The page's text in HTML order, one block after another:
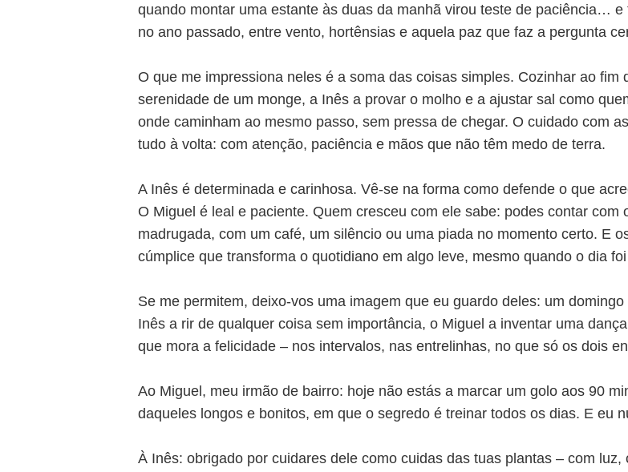
quando montar uma estante às duas da manhã virou teste de paciência…
no ano passado, entre vento, hortênsias e aquela paz que faz a pergunta
O que me impressiona neles é a soma das coisas simples. Cozinhar ao
serenidade de um monge, a Inês a provar o molho e a ajustar sal como
onde caminham ao mesmo passo, sem pressa de chegar. O cuidado com
tudo à volta: com atenção, paciência e mãos que não têm medo de terra.
A Inês é determinada e carinhosa. Vê-se na forma como defende o que
O Miguel é leal e paciente. Quem cresceu com ele sabe: podes contar
madrugada, com um café, um silêncio ou uma piada no momento certo. E
cúmplice que transforma o quotidiano em algo leve, mesmo quando o dia
Se me permitem, deixo-vos uma imagem que eu guardo deles: um
Inês a rir de qualquer coisa sem importância, o Miguel a inventar uma
que mora a felicidade – nos intervalos, nas entrelinhas, no que só os dois
Ao Miguel, meu irmão de bairro: hoje não estás a marcar um golo aos 90
daqueles longos e bonitos, em que o segredo é treinar todos os dias. E eu
À Inês: obrigado por cuidares dele como cuidas das tuas plantas – com